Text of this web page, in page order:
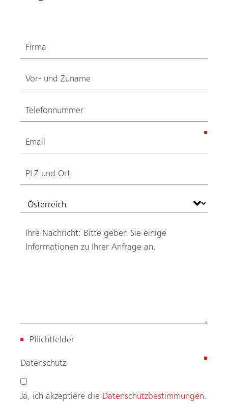
Pflichtfelder
Datenschutz
e
Ja, ich akzeptiere die Datenschutzbestimmungen.